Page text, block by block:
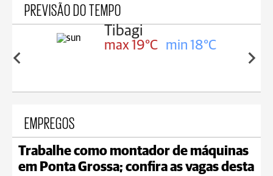
PREVISÃO DO TEMPO
Tibagi
max 19°C min 18°C
EMPREGOS
Trabalhe como montador de máquinas
em Ponta Grossa; confira as vagas desta